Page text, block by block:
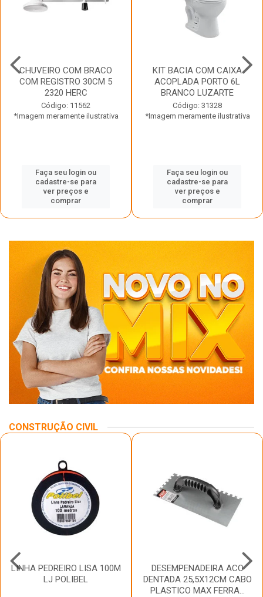
CHUVEIRO COM BRACO
COM REGISTRO 30CM 5
2320 HERC
Código: 11562
*Imagem meramente ilustrativa
Faça seu login ou
cadastre-se para
ver preços e
comprar
KIT BACIA COM CAIXA
ACOPLADA PORTO 6L
BRANCO LUZARTE
Código: 31328
*Imagem meramente ilustrativa
Faça seu login ou
cadastre-se para
ver preços e
comprar
CONSTRUÇÃO CIVIL
LINHA PEDREIRO LISA 100M
LJ POLIBEL
DESEMPENADEIRA ACO
DENTADA 25,5X12CM CABO
PLASTICO MAX FERRA...